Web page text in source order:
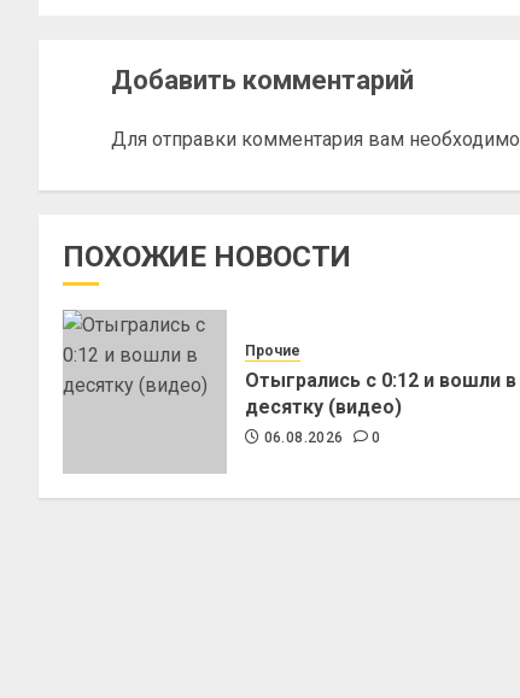
Добавить комментарий
Для отправки комментария вам необходимо
ПОХОЖИЕ НОВОСТИ
Прочие
Отыгрались с 0:12 и вошли в
десятку (видео)
06.08.2026 0